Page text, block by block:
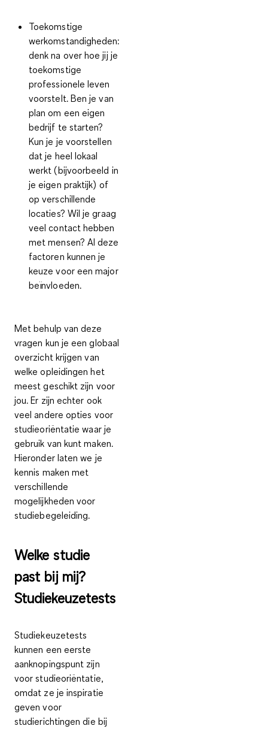
Toekomstige
werkomstandigheden:
denk na over hoe jij je
toekomstige
professionele leven
voorstelt. Ben je van
plan om een eigen
bedrijf te starten?
Kun je je voorstellen
dat je heel lokaal
werkt (bijvoorbeeld in
je eigen praktijk) of
op verschillende
locaties? Wil je graag
veel contact hebben
met mensen? Al deze
factoren kunnen je
keuze voor een major
beïnvloeden.
Met behulp van deze
vragen kun je een globaal
overzicht krijgen van
welke opleidingen het
meest geschikt zijn voor
jou. Er zijn echter ook
veel andere opties voor
studieoriëntatie waar je
gebruik van kunt maken.
Hieronder laten we je
kennis maken met
verschillende
mogelijkheden voor
studiebegeleiding.
Welke studie
past bij mij?
Studiekeuzetests
Studiekeuzetests
kunnen een eerste
aanknopingspunt zijn
voor studieoriëntatie,
omdat ze je inspiratie
geven voor
studierichtingen die bij